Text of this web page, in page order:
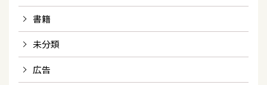
書籍
未分類
広告